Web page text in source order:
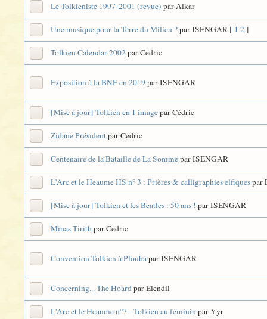
Le Tolkieniste 1997-2001 (revue) par Alkar
Une musique pour la Terre du Milieu ?par ISENGAR [ 1 2]
Tolkien Calendar 2002par Cedric
Exposition à la BNF en 2019par ISENGAR
[Mise à jour] Tolkien en 1 imagepar Cédric
Zidane Présidentpar Cedric
Centenaire de la Bataille de La Sommepar ISENGAR
L'Arc et le Heaume HS n° 3 : Prières & calligraphies elfiquespar
[Mise à jour] Tolkien et les Beatles : 50 ans ! par ISENGAR
Minas Tirithpar Cedric
Convention Tolkien à Plouhapar ISENGAR
Concerning... The Hoardpar Elendil
L'Arc et le Heaume n°7 - Tolkien au fémininpar Yyr